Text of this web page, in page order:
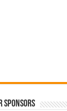
SPONSORS